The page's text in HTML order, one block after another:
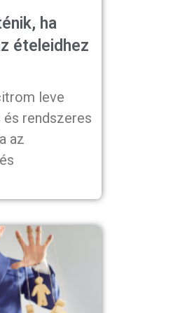
ha
ételeidhez
leve
rendszeres
az